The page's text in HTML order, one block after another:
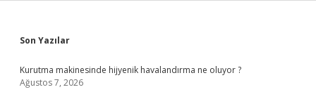
Sidebar
Son Yazılar
Kurutma makinesinde hijyenik havalandırma ne oluyor ?
Ağustos 7, 2026